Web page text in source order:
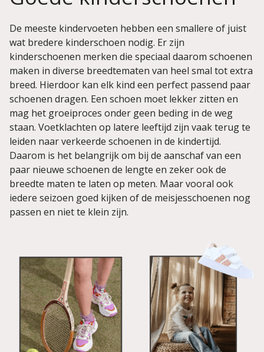
De meeste kindervoeten hebben een smallere of juist
wat bredere kinderschoen nodig. Er zijn
kinderschoenen merken die speciaal daarom schoenen
maken in diverse breedtematen van heel smal tot extra
breed. Hierdoor kan elk kind een perfect passend paar
schoenen dragen. Een schoen moet lekker zitten en
mag het groeiproces onder geen beding in de weg
staan. Voetklachten op latere leeftijd zijn vaak terug te
leiden naar verkeerde schoenen in de kindertijd.
Daarom is het belangrijk om bij de aanschaf van een
paar nieuwe schoenen de lengte en zeker ook de
breedte maten te laten op meten. Maar vooral ook
iedere seizoen goed kijken of de meisjesschoenen nog
passen en niet te klein zijn.